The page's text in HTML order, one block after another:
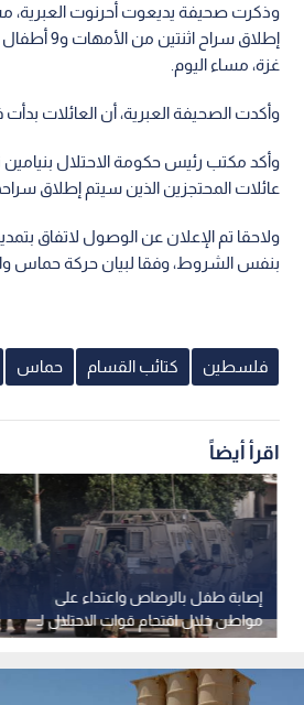
وذكرت صحيفة يديعوت أحرنوت العبرية،
إطلاق سراح
غزة، مساء اليوم.
وأكدت الصحيفة العبرية، أن العائلات بدأت
وأكد مكتب رئيس حكومة الاحتلال بنيامين
عائلات المحتجزين الذين سيتم إطلاق
ولاحقا تم الإعلان عن الوصول لاتفاق
بنفس الشروط، وفقا لبيان حركة حماس
فلسطين كتائب القسام حماس
اقرأ أيضاً
إصابة طفل بالرصاص واعتداء على
مواطن خلال اقتحام قوات الاحتلال لـ
جنين